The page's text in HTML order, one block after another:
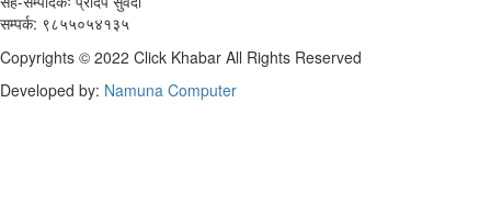
सम्पर्क: ९८५५०५४१३५
Copyrights © 2022 Click Khabar All Rights Reserved
Developed by: Namuna Computer